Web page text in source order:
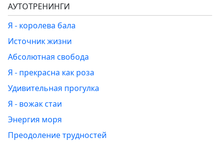
АУТОТРЕНИНГИ
Я - королева бала
Источник жизни
Абсолютная свобода
Я - прекрасна как роза
Удивительная прогулка
Я - вожак стаи
Энергия моря
Преодоление трудностей